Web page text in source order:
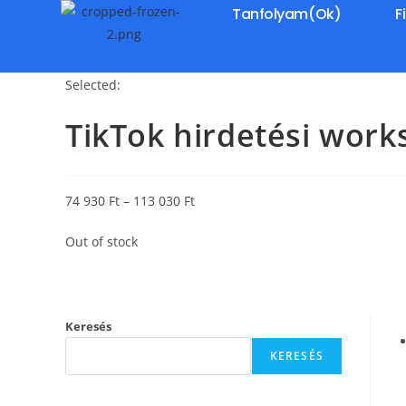
Tanfolyam(ok)
Selected:
TikTok hirdetési
74 930 Ft – 113 030 Ft
Out of stock
Keresés
KERESÉS